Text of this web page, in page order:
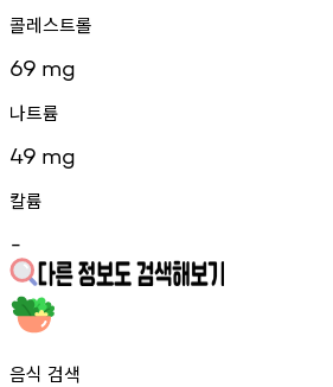
콜레스트롤
69 mg
나트륨
49 mg
칼륨
-
음식 검색